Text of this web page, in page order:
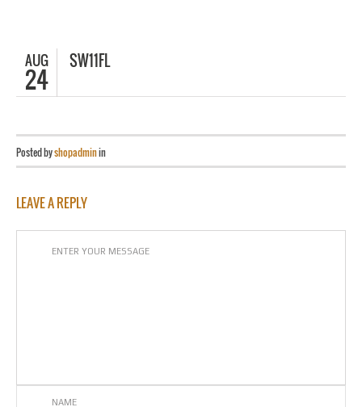
AUG
24
SW11FL
Posted byshopadminin
LEAVE A REPLY